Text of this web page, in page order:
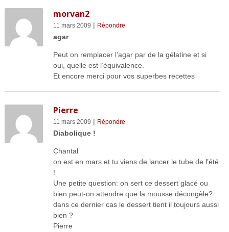
morvan2
11 mars 2009 | Répondre
agar
Peut on remplacer l’agar par de la gélatine et si
oui, quelle est l’équivalence.
Et encore merci pour vos superbes recettes
Pierre
11 mars 2009 | Répondre
Diabolique !
Chantal
on est en mars et tu viens de lancer le tube de l’été
!
Une petite question: on sert ce dessert glacé ou
bien peut-on attendre que la mousse décongèle?
dans ce dernier cas le dessert tient il toujours aussi
bien ?
Pierre